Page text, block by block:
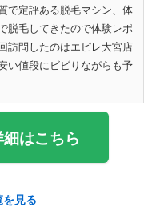
で定評ある脱毛マシン、体
脱毛してきたので体験レポ
訪問したのはエピレ大宮店
い値段にビビりながらも予
はこちら
を見る